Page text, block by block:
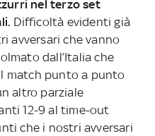
nel terzo set
Difficoltà evidenti già
avversari che vanno
dall’Italia che
match punto a punto
altro parziale
12-9 al time-out
che i nostri avversari